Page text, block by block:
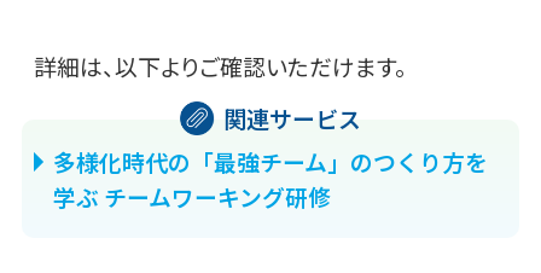
詳細は、以下よりご確認いただけます。
多様化時代の「最強チーム」のつくり方を
学ぶ チームワーキング研修